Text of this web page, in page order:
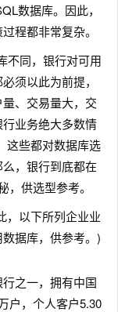
数据库。因此，
程都非常复杂。
不同，银行对可用
须以此为前提，
、交易量大，交
业务绝大多数情
这些都对数据库选
，银行到底都在
供选型参考。
，以下所列企业业
据库，供参考。)
之一，拥有中国
户，个人客户5.30